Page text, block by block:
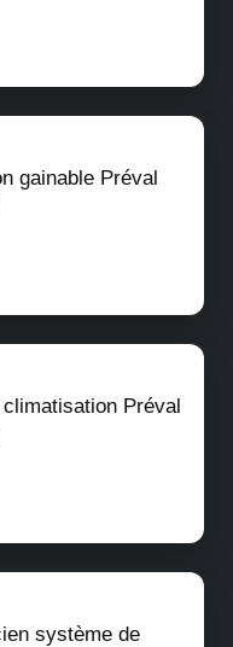
gainable Préval
Préval
système de